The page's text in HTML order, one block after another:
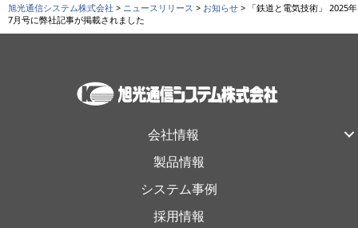
旭光通信システム株式会社 > ニュースリリース > お知らせ > 「鉄道と電気技術」 2025年
7月号に弊社記事が掲載されました
会社情報
製品情報
システム事例
採用情報